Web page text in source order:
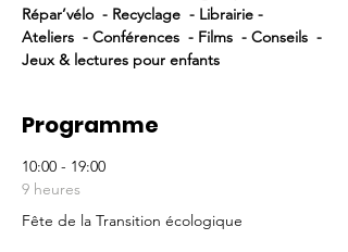
Répar’vélo  - Recyclage  - Librairie -
Ateliers  - Conférences  - Films  - Conseils  -
Jeux & lectures pour enfants
Programme
10:00 - 19:00
9 heures
Fête de la Transition écologique